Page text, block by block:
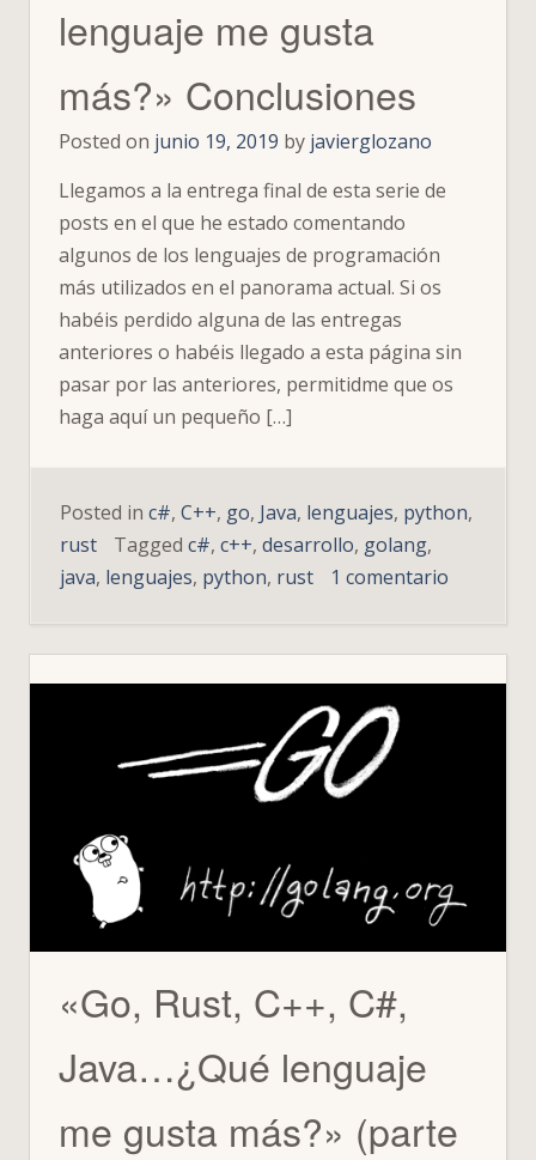
lenguaje me gusta
más?» Conclusiones
Posted on junio 19, 2019 by javierglozano
Llegamos a la entrega final de esta serie de
posts en el que he estado comentando
algunos de los lenguajes de programación
más utilizados en el panorama actual. Si os
habéis perdido alguna de las entregas
anteriores o habéis llegado a esta página sin
pasar por las anteriores, permitidme que os
haga aquí un pequeño […]
Posted in c#, C++, go, Java, lenguajes, python,
rust
Tagged c#, c++, desarrollo, golang,
java, lenguajes, python, rust 1 comentario
gusta
«Go, Rust, C++, C#,
Java…¿Qué lenguaje
me gusta más?» (parte